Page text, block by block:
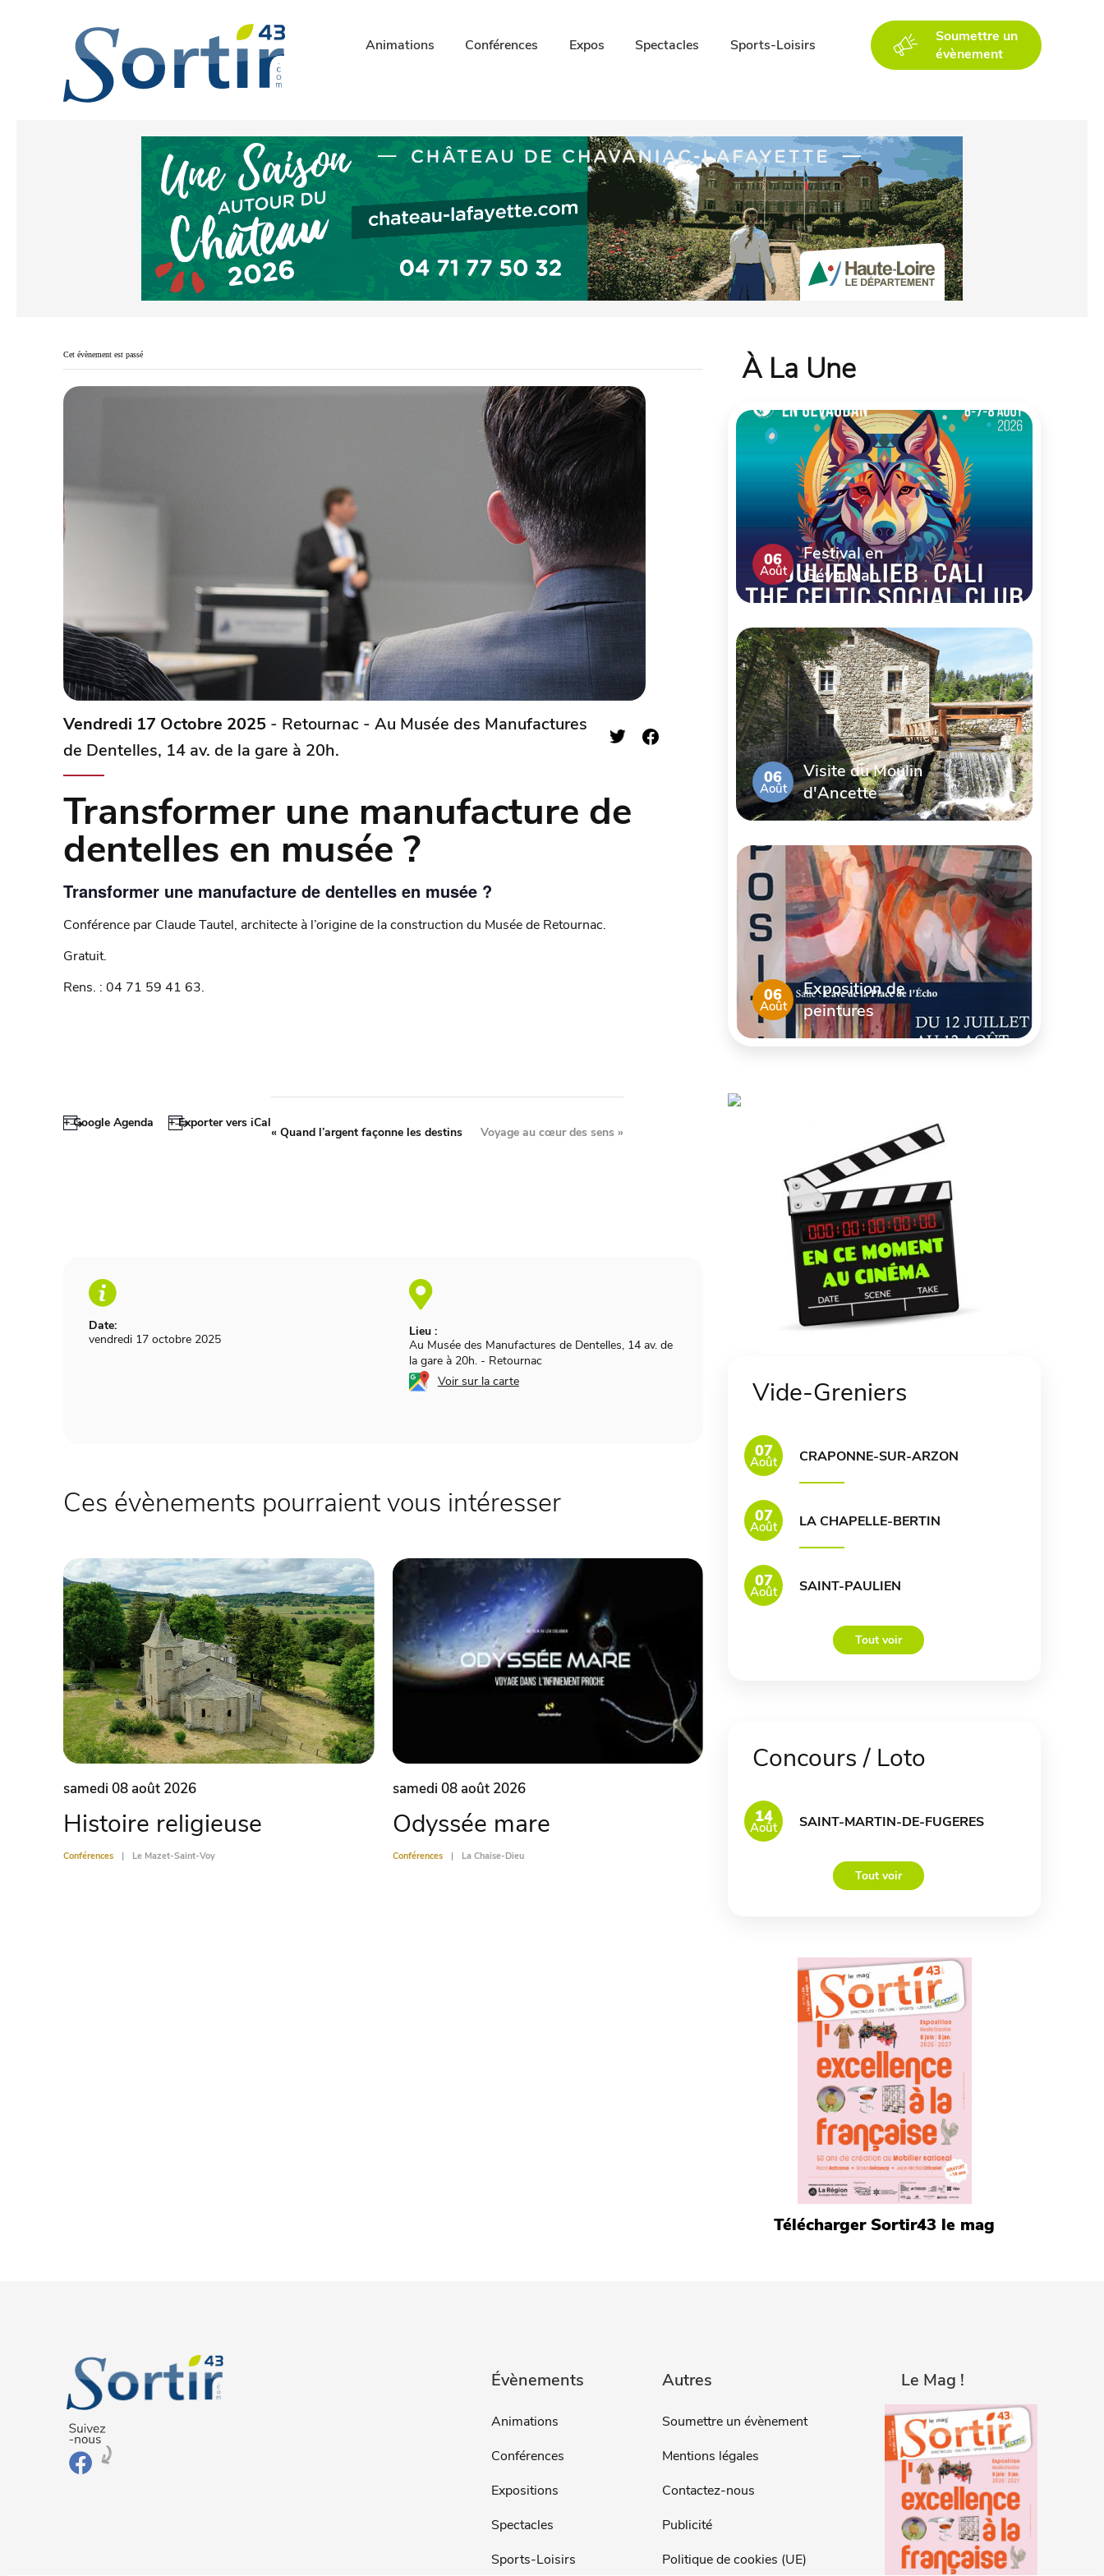
Animations Conférences Expos Spectacles Sports-Loisirs
Soumettre un
évènement
Cet évènement est passé
Vendredi 17 Octobre 2025 - Retournac - Au Musée des Manufactures
de Dentelles, 14 av. de la gare à 20h.
Transformer une manufacture de
dentelles en musée ?
Transformer une manufacture de dentelles en musée ?
Conférence par Claude Tautel, architecte à l’origine de la construction du Musée de Retournac.
Gratuit.
Rens. : 04 71 59 41 63.
+ Google Agenda + Exporter vers iCal
Date:
vendredi 17 octobre 2025
Lieu :
Au Musée des Manufactures de Dentelles, 14 av. de
la gare à 20h. - Retournac
Voir sur la carte
«Quand l’argent façonne les destins Voyage au cœur des sens »
Ces évènements pourraient vous intéresser
samedi 08 août 2026
Histoire religieuse
Conférences Le Mazet-Saint-Voy
samedi 08 août 2026
Odyssée mare
Conférences La Chaise-Dieu
À La Une
06
Août
Festival en
Gévaudan
06
Août
Visite du Moulin
d'Ancette
06
Août
Exposition de
peintures
Vide-Greniers
07
Août CRAPONNE-SUR-ARZON
07
Août LA CHAPELLE-BERTIN
07
Août SAINT-PAULIEN
Tout voir
Concours / Loto
14
Août SAINT-MARTIN-DE-FUGERES
Tout voir
Télécharger Sortir43 le mag
Évènements
Animations
Conférences
Expositions
Spectacles
Sports-Loisirs
Autres
Soumettre un évènement
Mentions légales
Contactez-nous
Publicité
Politique de cookies (UE)
Le Mag !